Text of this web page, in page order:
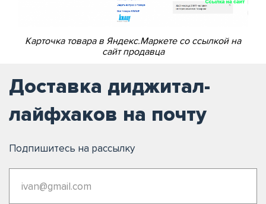
Карточка товара в Яндекс.Маркете со ссылкой на
сайт продавца
Доставка диджитал-
лайфхаков на почту
Подпишитесь на рассылку